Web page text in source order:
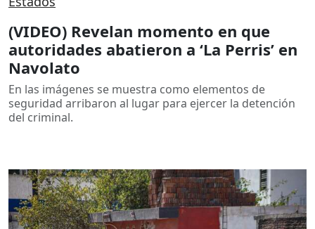
(VIDEO) Revelan momento en que
autoridades abatieron a ‘La Perris’ en
Navolato
En las imágenes se muestra como elementos de
seguridad arribaron al lugar para ejercer la detención
del criminal.